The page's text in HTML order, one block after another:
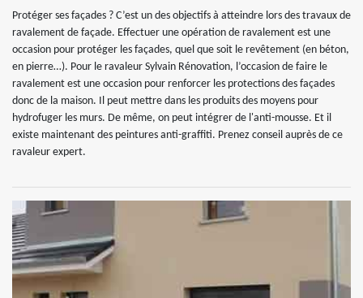
Protéger ses façades ? C’est un des objectifs à atteindre lors des travaux de
ravalement de façade. Effectuer une opération de ravalement est une
occasion pour protéger les façades, quel que soit le revêtement (en béton,
en pierre…). Pour le ravaleur Sylvain Rénovation, l’occasion de faire le
ravalement est une occasion pour renforcer les protections des façades
donc de la maison. Il peut mettre dans les produits des moyens pour
hydrofuger les murs. De même, on peut intégrer de l'anti-mousse. Et il
existe maintenant des peintures anti-graffiti. Prenez conseil auprès de ce
ravaleur expert.